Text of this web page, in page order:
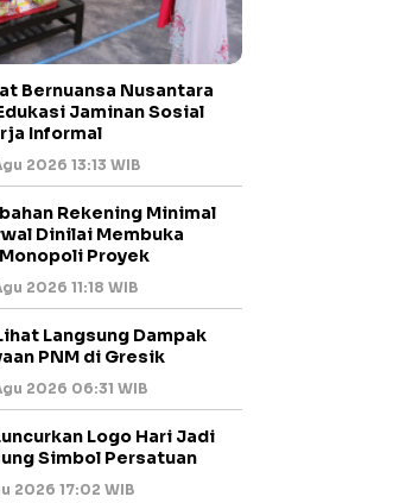
Bernuansa Nusantara
Jaminan Sosial
Informal
2026 13:13 WIB
Rekening Minimal
Dinilai Membuka
Proyek
2026 11:18 WIB
Langsung Dampak
PNM di Gresik
2026 06:31 WIB
Logo Hari Jadi
Simbol Persatuan
2026 17:02 WIB